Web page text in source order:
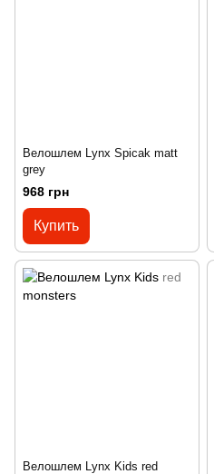
Велошлем Lynx Spicak matt
grey
968 грн
Купить
Велошлем Lynx Kids red